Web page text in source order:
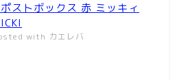
ストボックス 赤 ミッキィ
with カエレバ